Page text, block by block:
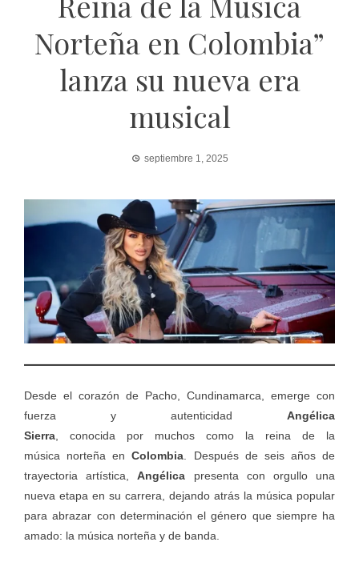
Norteña en Colombia”
lanza su nueva era
musical
septiembre 1, 2025
Desde el corazón de Pacho, Cundinamarca, emerge con
fuerza y autenticidad Angélica
Sierra, conocida por muchos como la reina de la
música norteña enColombia. Después de seis años de
trayectoria artística,Angélica presenta con orgullo una
nueva etapa en su carrera, dejando atrás la música popular
para abrazar con determinación el género que siempre ha
amado: la música norteña y de banda.